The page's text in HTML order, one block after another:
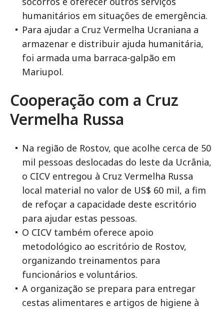
humanitários em situações de emergência.
Para ajudar a Cruz Vermelha Ucraniana a
armazenar e distribuir ajuda humanitária,
foi armada uma barraca-galpão em
Mariupol.
Cooperação com a Cruz
Vermelha Russa
Na região de Rostov, que acolhe cerca de 50
mil pessoas deslocadas do leste da Ucrânia,
o CICV entregou à Cruz Vermelha Russa
local material no valor de US$ 60 mil, a fim
de refoçar a capacidade deste escritório
para ajudar estas pessoas.
O CICV também oferece apoio
metodológico ao escritório de Rostov,
organizando treinamentos para
funcionários e voluntários.
A organização se prepara para entregar
cestas alimentares e artigos de higiene à